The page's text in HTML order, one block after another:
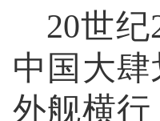
20世
中国大
外舰横